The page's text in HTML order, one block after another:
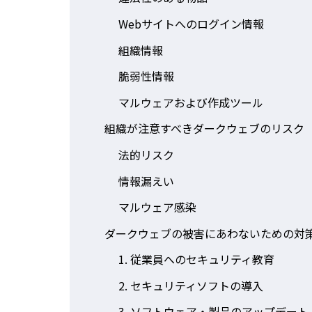
Webサイトへのログイン情報
組織情報
脆弱性情報
マルウェアおよび作成ツール
組織が注意すべきダークウェブのリスク
法的リスク
情報漏えい
マルウェア感染
ダークウェブの被害にあわないための対
1. 従業員へのセキュリティ教育
2. セキュリティソフトの導入